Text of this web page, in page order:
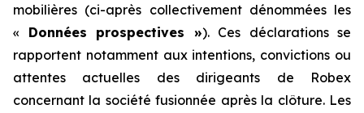
mobilières (ci-après collectivement dénommées les
« Données prospectives »). Ces déclarations se
rapportent notamment aux intentions, convictions ou
attentes actuelles des dirigeants de Robex
concernant la société fusionnée après la clôture. Les